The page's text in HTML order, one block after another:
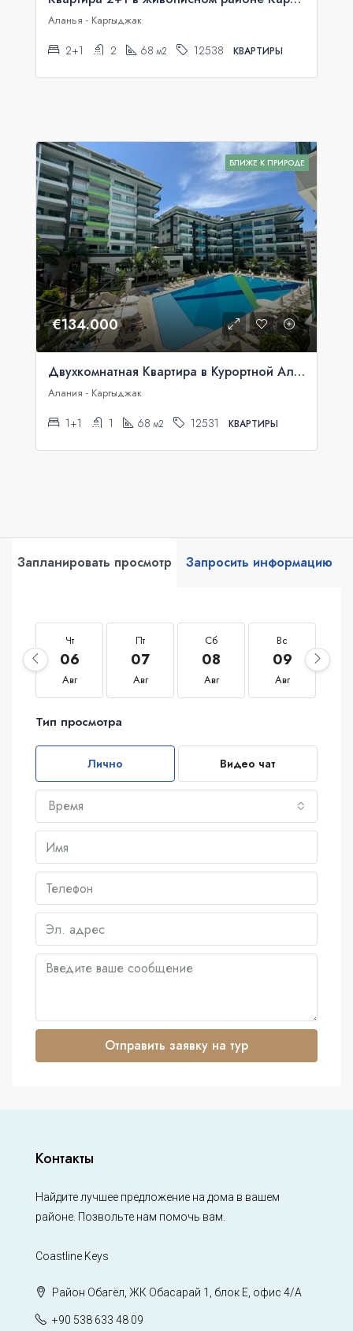
Аланья - Каргыджак
2+1 2 68 м2 12538 КВАРТИРЫ
БЛИЖЕ К ПРИРОДЕ
€134.000
Двухкомнатная Квартира в Курортной Аланье
Алания - Каргыджак
1+1 1 68 м2 12531 КВАРТИРЫ
Запланировать просмотр Запросить информацию
Чт
06
Авг
Пт
07
Авг
Сб
08
Авг
Вс
09
Авг
Тип просмотра
Лично Видео чат
Время
Отправить заявку на тур
Контакты
Найдите лучшее предложение на дома в вашем
районе. Позвольте нам помочь вам.
Coastline Keys
Район Обагёл, ЖК Обасарай 1, блок Е, офис 4/А
+90 538 633 48 09